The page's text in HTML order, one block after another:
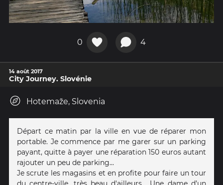
0 4
14 août 2017
City Journey. Slovénie
Hotemaže, Slovenia
Départ ce matin par la ville en vue de réparer mon
portable. Je commence par me garer sur un parking
payant, quitte à payer une réparation 150 euros autant
rajouter un peu de parking...
Je scrute les magasins et en profite pour faire un tour